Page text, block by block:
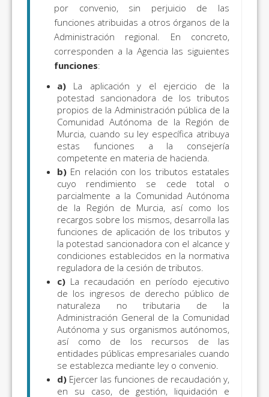
por convenio, sin perjuicio de las
funciones atribuidas a otros órganos de la
Administración regional. En concreto,
corresponden a la Agencia las siguientes
funciones:
a) La aplicación y el ejercicio de la
potestad sancionadora de los tributos
propios de la Administración pública de la
Comunidad Autónoma de la Región de
Murcia, cuando su ley específica atribuya
estas funciones a la consejería
competente en materia de hacienda.
b) En relación con los tributos estatales
cuyo rendimiento se cede total o
parcialmente a la Comunidad Autónoma
de la Región de Murcia, así como los
recargos sobre los mismos, desarrolla las
funciones de aplicación de los tributos y
la potestad sancionadora con el alcance y
condiciones establecidos en la normativa
reguladora de la cesión de tributos.
c) La recaudación en período ejecutivo
de los ingresos de derecho público de
naturaleza no tributaria de la
Administración General de la Comunidad
Autónoma y sus organismos autónomos,
así como de los recursos de las
entidades públicas empresariales cuando
se establezca mediante ley o convenio.
d) Ejercer las funciones de recaudación y,
en su caso, de gestión, liquidación e